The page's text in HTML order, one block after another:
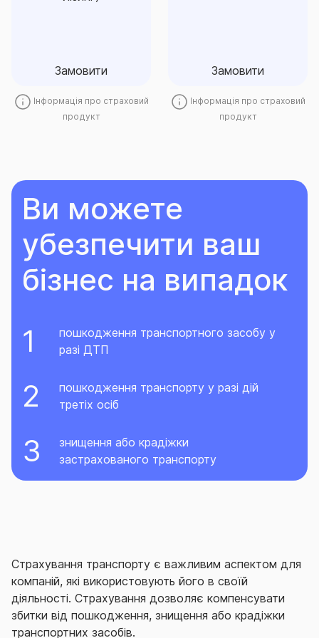
Замовити
Інформація про страховий
продукт
Замовити
Інформація про страховий
продукт
Ви можете
убезпечити ваш
бізнес на випадок
пошкодження транспортного засобу у
разі ДТП
пошкодження транспорту у разі дій
третіх осіб
знищення або крадіжки
застрахованого транспорту
Страхування транспорту є важливим аспектом для
компаній, які використовують його в своїй
діяльності. Страхування дозволяє компенсувати
збитки від пошкодження, знищення або крадіжки
транспортних засобів.